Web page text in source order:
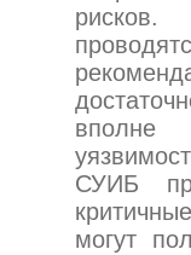
рисков.
вполне
СУИБ
могут